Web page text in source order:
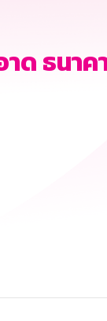
าด ธนา